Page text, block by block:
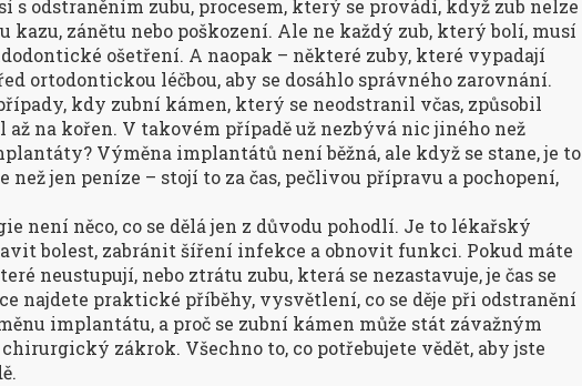
s odstraněním zubu, procesem, který se provádí, když zub nelze
zánětu nebo poškození. Ale ne každý zub, který bolí, musí
ošetření. A naopak – některé zuby, které vypadají
ortodontickou léčbou, aby se dosáhlo správného zarovnání.
kdy zubní kámen, který se neodstranil včas, způsobil
na kořen. V takovém případě už nezbývá nic jiného než
Výměna implantátů není běžná, ale když se stane, je to
jen peníze – stojí to za čas, pečlivou přípravu a pochopení,
není něco, co se dělá jen z důvodu pohodlí. Je to lékařský
bolest, zabránit šíření infekce a obnovit funkci. Pokud máte
neustupují, nebo ztrátu zubu, která se nezastavuje, je čas se
najdete praktické příběhy, vysvětlení, co se děje při odstranění
implantátu, a proč se zubní kámen může stát závažným
zákrok. Všechno to, co potřebujete vědět, aby jste